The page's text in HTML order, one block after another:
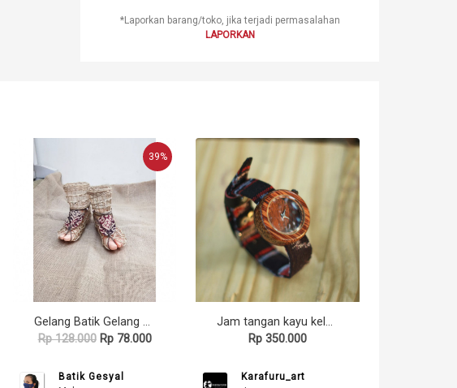
*Laporkan barang/toko, jika terjadi permasalahan
LAPORKAN
39%
Gelang Batik Gelang Handmade Gelang Kaki Unik Batik Gelang Kaki Batik Gesyal Coklat
Rp 128.000Rp 78.000
Batik Gesyal
Jam tangan kayu kelapa
Rp 350.000
Karafuru_art